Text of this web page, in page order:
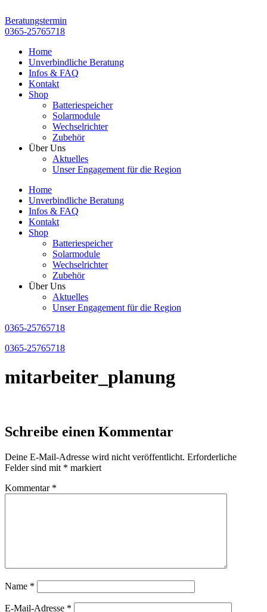
Inhalt
springen
Beratungstermin
0365-25765718
Home
Unverbindliche Beratung
Infos & FAQ
Kontakt
Shop
Batteriespeicher
Solarmodule
Wechselrichter
Zubehör
Über Uns
Aktuelles
Unser Engagement für die Region
Home
Unverbindliche Beratung
Infos & FAQ
Kontakt
Shop
Batteriespeicher
Solarmodule
Wechselrichter
Zubehör
Über Uns
Aktuelles
Unser Engagement für die Region
0365-25765718
0365-25765718
mitarbeiter_planung
Schreibe einen Kommentar
Deine E-Mail-Adresse wird nicht veröffentlicht. Erforderliche
Felder sind mit * markiert
Kommentar *
Name *
E-Mail-Adresse *